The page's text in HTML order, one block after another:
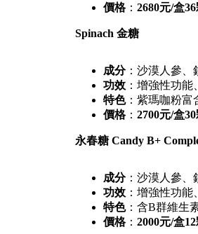
價格： 2680元/盒
Spinach 金糖
成分：沙漠人參、
功效 ：增強性功
特色：紫瑪咖粉富
價格： 2700元/盒
永春糖 Candy B+
成分：沙漠人參、
功效 ：增強性功
特色：含B群維生
價格： 2000元/盒